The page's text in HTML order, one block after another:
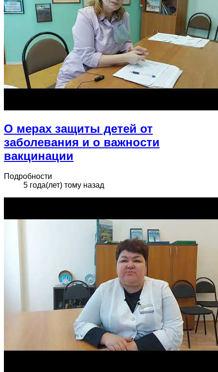
О мерах защиты детей от
заболевания и о важности
вакцинации
Подробности
5 года(лет) тому назад